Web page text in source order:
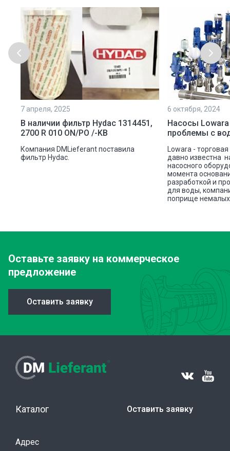
7 апреля, 2025
В наличии фильтр Hydac 1314451,
2700 R 010 ON/PO /-KB
Компания DMLieferant поставила
фильтр Hydac.
6 октября, 2024
Насосы
проблемы с
Lowara -
давно известна
насосного
момента
разработкой и
для воды,
поприще немалых
Оставьте заявку на коммерческое
предложение
Оставить заявку
Каталог Оставить заявку
Адрес